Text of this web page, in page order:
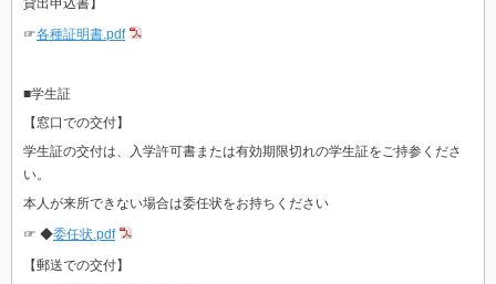
☞各種証明書.pdf
■学生証
【窓口での交付】
学生証の交付は、入学許可書または有効期限切れの学生証をご持参くださ
い。
本人が来所できない場合は委任状をお持ちください
☞ ◆委任状.pdf
【郵送での交付】